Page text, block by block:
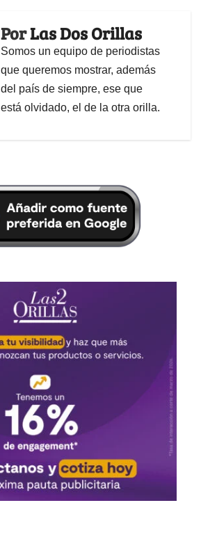
PorLas Dos Orillas
Somos un equipo de periodistas
que queremos mostrar, además
del país de siempre, ese que
está olvidado, el de la otra orilla.